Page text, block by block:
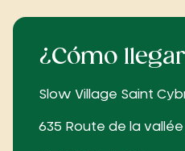
¿Cómo
Slow Village Saint
635 Route de la